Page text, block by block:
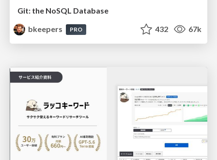
Git: the NoSQL Database
bkeepers
PRO 432 67k